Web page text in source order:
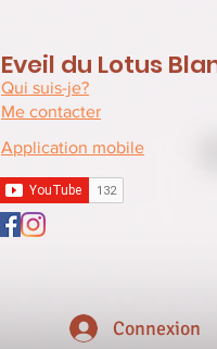
Eveil du Lotus
Qui suis-je?
Me contacter
Connexion
Application mobile